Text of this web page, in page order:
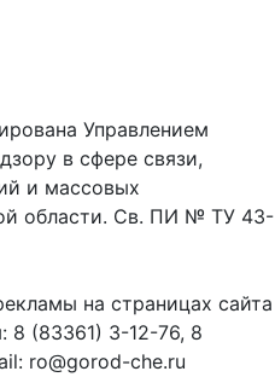
Управлением
в сфере связи,
и массовых
области. Св. ПИ № ТУ 43-
на страницах сайта
8 (83361) 3-12-76, 8
ro@gorod-che.ru